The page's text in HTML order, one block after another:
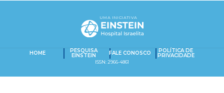
PESQUISAR NO CONTEÚDO
HOME PESQUISA
EINSTEIN FALE CONOSCO POLÍTICA DE
PRIVACIDADE
ISSN: 2966-4861
UMA INICIATIVA